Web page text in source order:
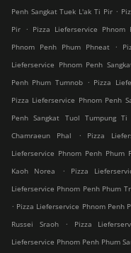
Penh Sangkat Tuek L'ak Ti Pir .
Pir
. Pizza Lieferservice Phnom
Phnom Penh Phum Phneat
.
Lieferservice Phnom Penh
Penh Phum Tumnob . Pizza
Pizza Lieferservice Phnom Penh
Penh Sangkat Tuol Tumpung Ti
Chamraeun Phal
. Pizza
Lieferservice Phnom Penh Phum
Kaoh Norea
. Pizza
Lieferservice Phnom Penh Phum
. Pizza Lieferservice Phnom Penh
Russei Sraoh
. Pizza
Lieferservice Phnom Penh Phum